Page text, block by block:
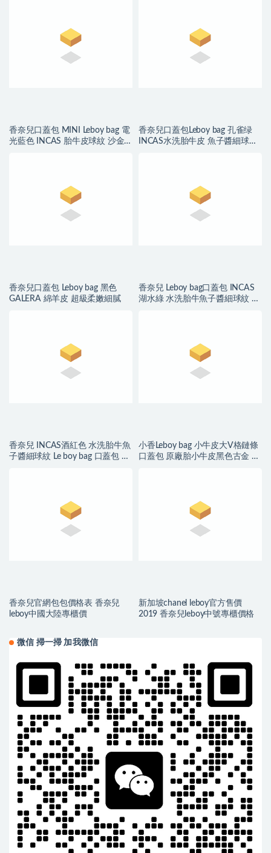
香奈兒口蓋包 MINI Leboy bag 電
光藍色 INCAS 胎牛皮球紋 沙金
香奈兒口蓋包Leboy bag 孔雀绿
INCAS水洗胎牛皮 魚子醬細球紋
香奈兒口蓋包 Leboy bag 黑色
GALERA 綿羊皮 超級柔嫩細膩
香奈兒 Leboy bag口蓋包 INCAS
湖水綠 水洗胎牛魚子醬細球紋 復
香奈兒 INCAS酒紅色 水洗胎牛魚
子醬細球紋 Le boy bag 口蓋包 復
小香Leboy bag 小牛皮大V格鏈條
口蓋包 原廠胎小牛皮黑色古金 亮
香奈兒官網包包價格表 香奈兒
leboy中國大陸專櫃價
新加坡chanel leboy官方售價
2019 香奈兒leboy中號專櫃價格
微信 掃一掃 加我微信